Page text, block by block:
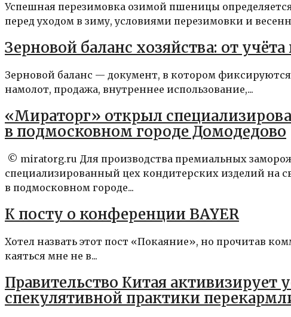
Успешная перезимовка озимой пшеницы
перед уходом в зиму, условиями перезимовки и
Зерновой баланс хозяйства: от
Зерновой баланс — документ, в котором
намолот, продажа, внутреннее использование,...
«Мираторг» открыл
в подмосковном городе Домодедово
© miratorg.ru Для производства премиальных
специализированный цех кондитерских изделий на
в подмосковном городе...
К посту о конференции BAYER
Хотел назвать этот пост «Покаяние», но прочитав
каяться мне не в...
Правительство Китая активизирует
спекулятивной практики